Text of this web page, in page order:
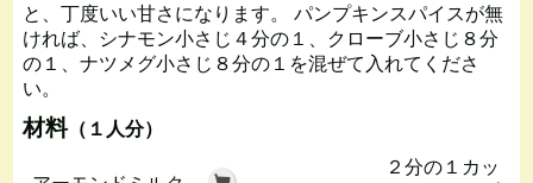
と、丁度いい甘さになります。 パンプキンスパイスが無
ければ、シナモン小さじ４分の１、クローブ小さじ８分
の１、ナツメグ小さじ８分の１を混ぜて入れてくださ
い。
材料（１人分）
２分の１カッ